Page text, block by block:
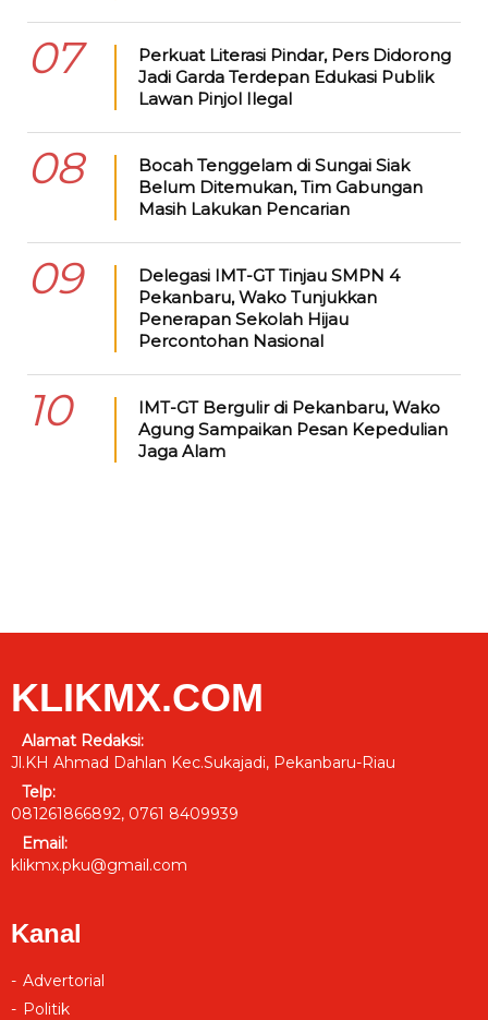
07
Perkuat Literasi Pindar, Pers Didorong
Jadi Garda Terdepan Edukasi Publik
Lawan Pinjol Ilegal
08
Bocah Tenggelam di Sungai Siak
Belum Ditemukan, Tim Gabungan
Masih Lakukan Pencarian
09
Delegasi IMT-GT Tinjau SMPN 4
Pekanbaru, Wako Tunjukkan
Penerapan Sekolah Hijau
Percontohan Nasional
10
IMT-GT Bergulir di Pekanbaru, Wako
Agung Sampaikan Pesan Kepedulian
Jaga Alam
KLIKMX.COM
Alamat Redaksi:
Jl.KH Ahmad Dahlan Kec.Sukajadi, Pekanbaru-Riau
Telp:
081261866892, 0761 8409939
Email:
klikmx.pku@gmail.com
Kanal
Advertorial
Politik